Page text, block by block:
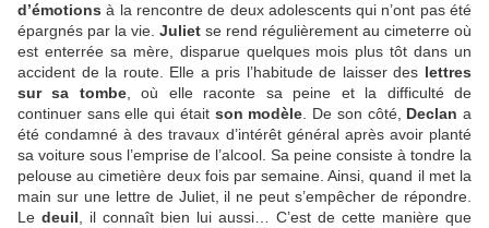
d’émotions à la rencontre de deux adolescents qui n’ont pas été
épargnés par la vie. Juliet se rend régulièrement au cimeterre où
est enterrée sa mère, disparue quelques mois plus tôt dans un
accident de la route. Elle a pris l’habitude de laisser des lettres
sur sa tombe, où elle raconte sa peine et la difficulté de
continuer sans elle qui était son modèle . De son côté, Declan a
été condamné à des travaux d’intérêt général après avoir planté
sa voiture sous l’emprise de l’alcool. Sa peine consiste à tondre la
pelouse au cimetière deux fois par semaine. Ainsi, quand il met la
main sur une lettre de Juliet, il ne peut s’empêcher de répondre.
Le deuil , il connaît bien lui aussi… C’est de cette manière que